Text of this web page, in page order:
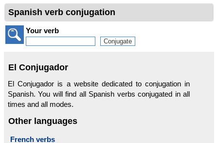
Spanish verb conjugation
Your verb
El Conjugador
El Conjugador is a website dedicated to conjugation in
Spanish. You will find all Spanish verbs conjugated in all
times and all modes.
Other languages
French verbs